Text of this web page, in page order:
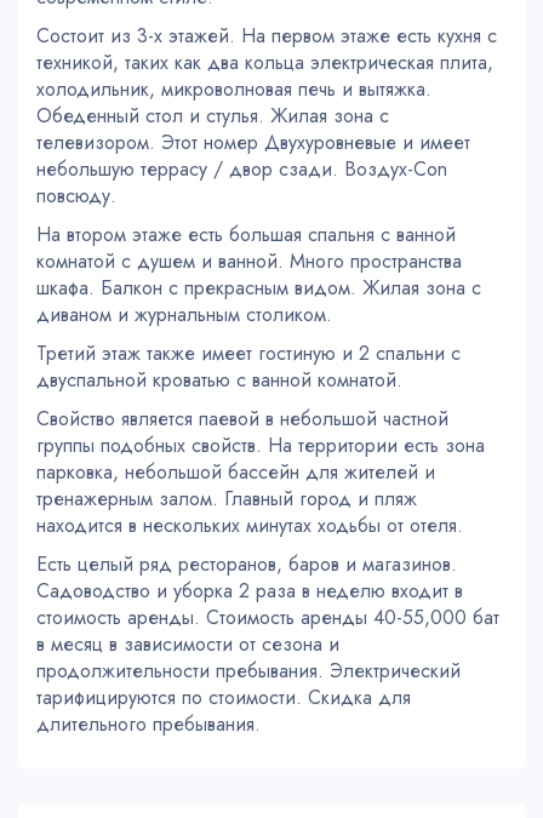
Состоит из 3-х этажей. На первом этаже есть кухня с
техникой, таких как два кольца электрическая плита,
холодильник, микроволновая печь и вытяжка.
Обеденный стол и стулья. Жилая зона с
телевизором. Этот номер Двухуровневые и имеет
небольшую террасу / двор сзади. Воздух-Con
повсюду.
На втором этаже есть большая спальня с ванной
комнатой с душем и ванной. Много пространства
шкафа. Балкон с прекрасным видом. Жилая зона с
диваном и журнальным столиком.
Третий этаж также имеет гостиную и 2 спальни с
двуспальной кроватью с ванной комнатой.
Свойство является паевой в небольшой частной
группы подобных свойств. На территории есть зона
парковка, небольшой бассейн для жителей и
тренажерным залом. Главный город и пляж
находится в нескольких минутах ходьбы от отеля.
Есть целый ряд ресторанов, баров и магазинов.
Садоводство и уборка 2 раза в неделю входит в
стоимость аренды. Стоимость аренды 40-55,000 бат
в месяц в зависимости от сезона и
продолжительности пребывания. Электрический
тарифицируются по стоимости. Скидка для
длительного пребывания.